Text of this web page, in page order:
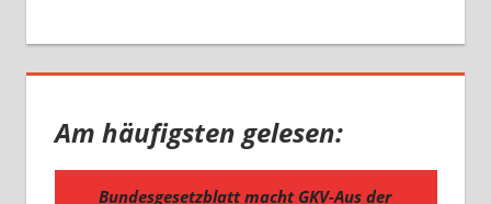
Am häufigsten gelesen: